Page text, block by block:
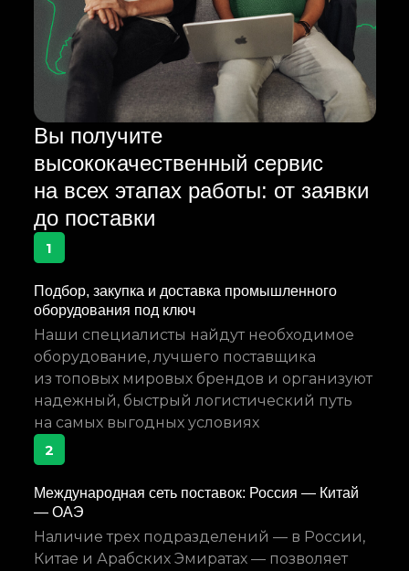
Вы получите
высококачественный сервис
на всех этапах работы: от заявки
до поставки
1
Подбор, закупка и доставка промышленного
оборудования под ключ
Наши специалисты найдут необходимое
оборудование, лучшего поставщика
из топовых мировых брендов и организуют
надежный, быстрый логистический путь
на самых выгодных условиях
2
Международная сеть поставок: Россия — Китай
— ОАЭ
Наличие трех подразделений — в России,
Китае и Арабских Эмиратах — позволяет